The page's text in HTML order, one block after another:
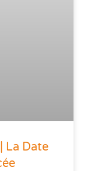
La Date